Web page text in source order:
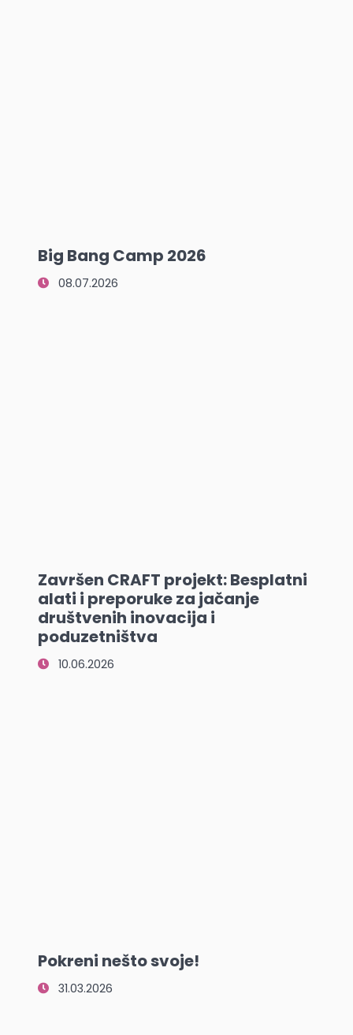
Big Bang Camp 2026
08.07.2026
Završen CRAFT projekt: Besplatni
alati i preporuke za jačanje
društvenih inovacija i
poduzetništva
10.06.2026
Pokreni nešto svoje!
31.03.2026